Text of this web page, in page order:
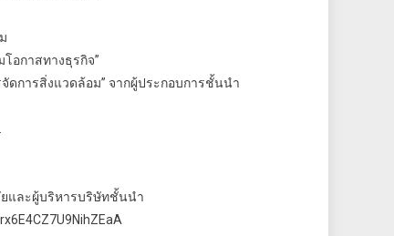
โอกาสทางธุรกิจ”
ดการสิ่งแวดล้อม” จากผู้ประกอบการชั้นนำ
และผู้บริหารบริษัทชั้นนำ